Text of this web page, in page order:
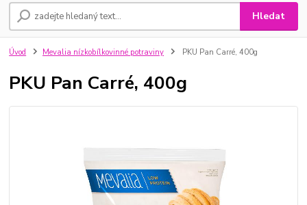
Hledat
Úvod Mevalia nízkobílkovinné potraviny PKU Pan Carré, 400g
PKU Pan Carré, 400g